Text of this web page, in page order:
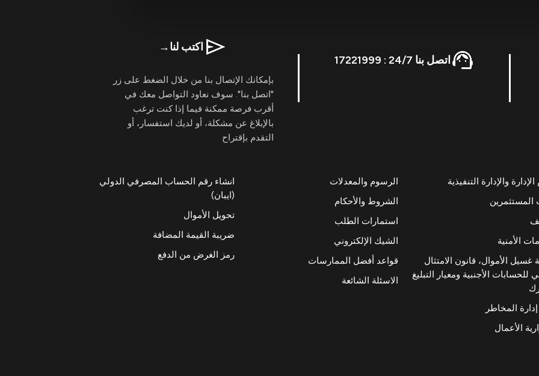
اتصل بنا 24/7 : 17221999
اكتب لنا→
بإمكانك الإتصال بنا من خلال الضغط على زر
"اتصل بنا". سوف نعاود التواصل معك في
أقرب فرصة ممكنة فيما إذا كنت ترغب
بالإبلاغ عن مشكلة، أو لديك استفسار، أو
التقدم بإقتراح
والإدارة التنفيذية
المستثمرين
الأمنية
غسيل الأموال، قانون الامتثال
للحسابات الأجنبية ومعيار التبليغ
المخاطر
الأعمال
الرسوم والمعدلات
الشروط والأحكام
استمارات الطلب
الشيك الإلكتروني
قواعد أفضل الممارسات
الاسئلة الشائعة
انشاء رقم الحساب المصرفي الدولي
(ايبان)
تحويل الأموال
ضريبة القيمة المضافة
رمز الغرض من الدفع